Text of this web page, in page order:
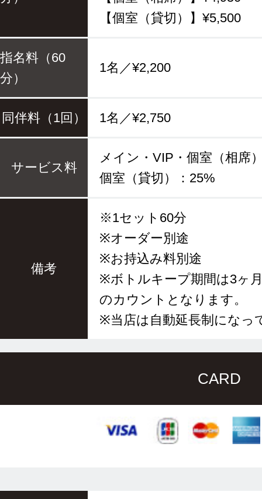
【個室（貸切）】¥5,500
指名料（60
分）
1名／¥2,200
同伴料（1回） 1名／¥2,750
サービス料
メイン・VIP・個室（相席
個室（貸切）：25%
備考
※1セット60分
※オーダー別途
※お持込み料別途
※ボトルキープ期間は3ヶ
のカウントとなります。
※当店は自動延長制になっ
CARD